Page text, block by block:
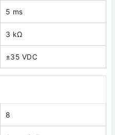
5 ms
3 kΩ
±35 VDC
8